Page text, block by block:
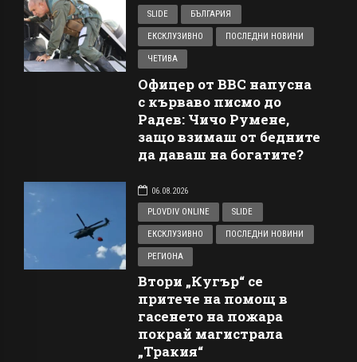
SLIDE
БЪЛГАРИЯ
ЕКСКЛУЗИВНО ПОСЛЕДНИ НОВИНИ
ЧЕТИВА
Офицер от ВВС напусна
с кърваво писмо до
Радев: Чичо Румене,
защо взимаш от бедните
да даваш на богатите?
06.08.2026
PLOVDIV ONLINE
SLIDE
ЕКСКЛУЗИВНО ПОСЛЕДНИ НОВИНИ
РЕГИОНА
Втори „Кугър“ се
притече на помощ в
гасенето на пожара
покрай магистрала
„Тракия“